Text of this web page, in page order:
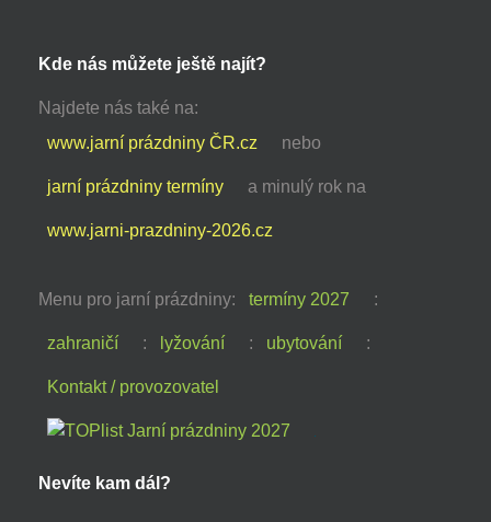
Kde nás můžete ještě najít?
Najdete nás také na:
www.jarní prázdniny ČR.cz
nebo
jarní prázdniny termíny a minulý rok na
www.jarni-prazdniny-2026.cz
Menu pro jarní prázdniny: termíny 2027 :
zahraničí : lyžování : ubytování :
Kontakt / provozovatel
Nevíte kam dál?